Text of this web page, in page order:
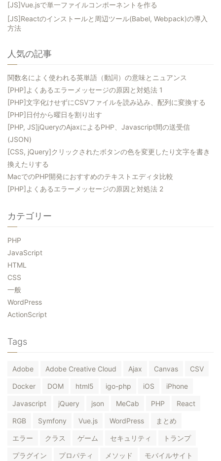
[JS]Vue.jsで単一ファイルコンポーネントを作る
[JS]Reactのインストールと周辺ツール(Babel, Webpack)の導入
方法
人気の記事
関数名によく使われる英単語（動詞）の意味とニュアンス
[PHP]よくあるエラーメッセージの原因と対処法 1
[PHP]文字化けせずにCSVファイルを読み込み、配列に変換する
[PHP]日付から曜日を割り出す
[PHP, JS]jQueryのAjaxによるPHP、Javascript間の送受信
(JSON)
[CSS, jQuery]クリックされたボタンの色を変更したり文字を書き
換えたりする
MacでのPHP開発におすすめのテキストエディタ比較
[PHP]よくあるエラーメッセージの原因と対処法 2
カテゴリー
PHP
JavaScript
HTML
CSS
一般
WordPress
ActionScript
Tags
Adobe Adobe Creative Cloud Ajax Canvas CSV
Docker DOM html5 igo-php iOS iPhone
Javascript jQuery json MeCab PHP React
RGB Symfony Vue.js WordPress まとめ
エラー クラス ゲーム セキュリティ トランプ
プラグイン プロパティ メソッド モバイルサイト